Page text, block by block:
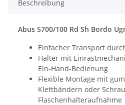
Beschreibung
Abus 5700/100 Rd Sh Bordo
Einfacher Transport
Halter mit
Ein-Hand-Bedienung
Flexible Montage mit
Klettbändern oder
Flaschenhalteraufnahme